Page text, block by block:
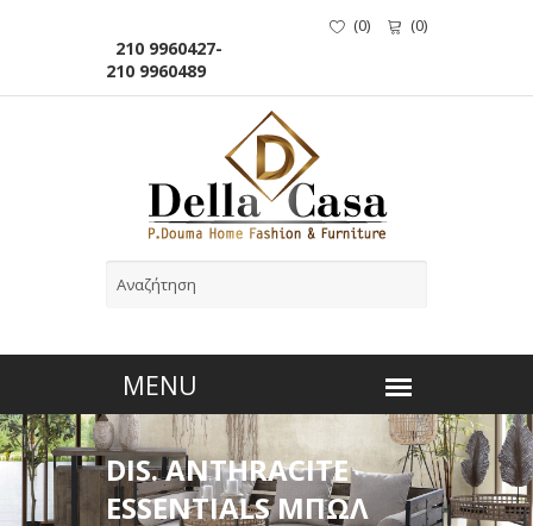
210 9960427-
210 9960489
(0) (0)
DIS. ANTHRACITE
ESSENTIALS ΜΠΩΛ